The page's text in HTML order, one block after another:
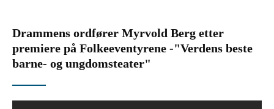
Drammens ordfører Myrvold Berg etter
premiere på Folkeeventyrene -"Verdens beste
barne- og ungdomsteater"